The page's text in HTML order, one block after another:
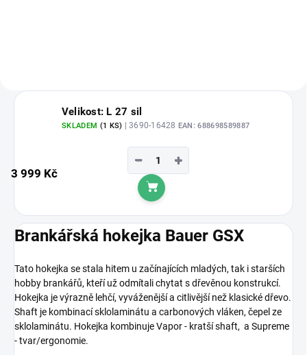
Velikost: L 27 sil
SKLADEM (1 KS) | 3690-16428 EAN: 688698589887
3 999 Kč
+
−
Do košíku
Brankářská hokejka Bauer GSX
Tato hokejka se stala hitem u začínajících mladých, tak i starších
hobby brankářů, kteří už odmítali chytat s dřevěnou konstrukcí.
Hokejka je výrazně lehčí, vyváženější a citlivější než klasické dřevo.
Shaft je kombinací sklolaminátu a carbonových vláken, čepel ze
sklolaminátu. Hokejka kombinuje Vapor - kratší shaft, a Supreme
- tvar/ergonomie.